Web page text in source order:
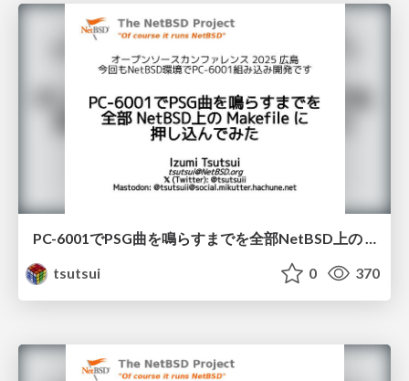
PC-6001でPSG曲を鳴らすまでを全部NetBSD上の Makefile に押し込んでみた / osc2025hiroshima
tsutsui
0 370